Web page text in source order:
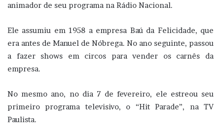
animador de seu programa na Rádio Nacional.
Ele assumiu em 1958 a empresa Baú da Felicidade, que
era antes de Manuel de Nóbrega. No ano seguinte, passou
a fazer shows em circos para vender os carnês da
empresa.
No mesmo ano, no dia 7 de fevereiro, ele estreou seu
primeiro programa televisivo, o “Hit Parade”, na TV
Paulista.